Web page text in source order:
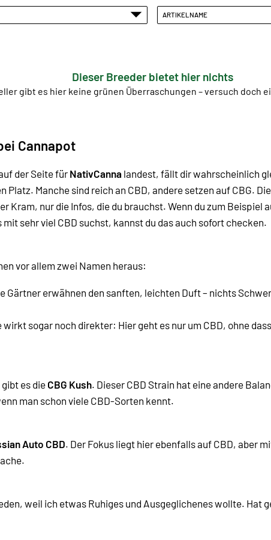
ARTIKELNAME
Dieser Breeder bietet hier nichts
gibt es hier keine grünen Überraschungen – versuch doch
Cannapot
der Seite für NativCanna landest, fällt dir wahrscheinlich
Platz. Manche sind reich an CBD, andere setzen auf CBG.
Kram, nur die Infos, die du brauchst. Wenn du zum
sehr viel CBD suchst, kannst du das auch sofort checken.
vor allem zwei Namen heraus:
Gärtner erwähnen den sanften, leichten Duft – nichts
wirkt sogar noch direkter: Hier geht es nur um CBD, ohne
es die CBG Kush. Dieser CBD Strain hat eine andere
man schon viele CBD-Sorten kennt.
Auto CBD. Der Fokus liegt hier ebenfalls auf CBD, aber
weil ich etwas Ruhiges und Ausgeglichenes wollte. Hat